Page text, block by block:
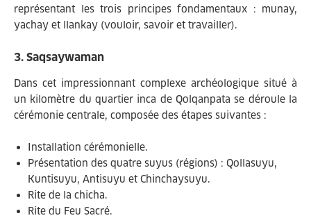
représentant les trois principes fondamentaux : munay,
yachay et llankay (vouloir, savoir et travailler).
3. Saqsaywaman
Dans cet impressionnant complexe archéologique situé à
un kilomètre du quartier inca de Qolqanpata se déroule la
cérémonie centrale, composée des étapes suivantes :
Installation cérémonielle.
Présentation des quatre suyus (régions) : Qollasuyu,
Kuntisuyu, Antisuyu et Chinchaysuyu.
Rite de la chicha.
Rite du Feu Sacré.